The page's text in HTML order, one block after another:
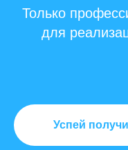
Только
для
Успей